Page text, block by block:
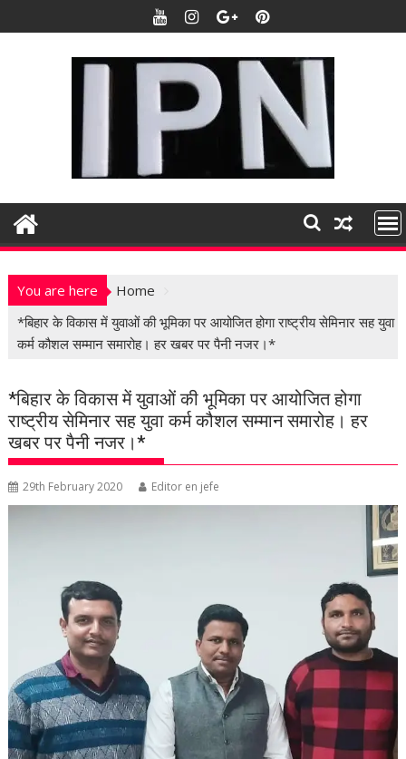
k
t
n
You are here
Home
*बिहार के विकास में युवाओं की भूमिका पर आयोजित होगा राष्ट्रीय सेमिनार सह युवा
कर्म कौशल सम्मान समारोह। हर खबर पर पैनी नजर।*
*बिहार के विकास में युवाओं की भूमिका पर आयोजित होगा
राष्ट्रीय सेमिनार सह युवा कर्म कौशल सम्मान समारोह। हर
खबर पर पैनी नजर।*
29th February 2020 Editor en jefe